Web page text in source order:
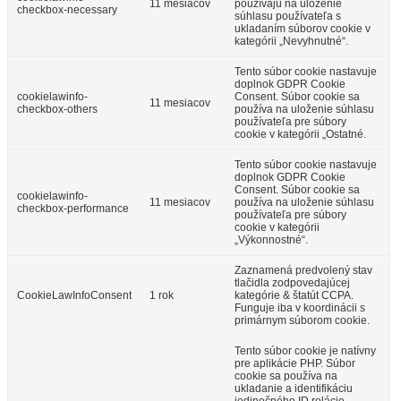
checkbox-necessary
11 mesiacov
používajú na uloženie
súhlasu používateľa s
ukladaním súborov cookie v
kategórii „Nevyhnutné“.
cookielawinfo-
checkbox-others
11 mesiacov
Tento súbor cookie nastavuje
doplnok GDPR Cookie
Consent. Súbor cookie sa
používa na uloženie súhlasu
používateľa pre súbory
cookie v kategórii „Ostatné.
cookielawinfo-
checkbox-performance
11 mesiacov
Tento súbor cookie nastavuje
doplnok GDPR Cookie
Consent. Súbor cookie sa
používa na uloženie súhlasu
používateľa pre súbory
cookie v kategórii
„Výkonnostné“.
CookieLawInfoConsent 1 rok
Zaznamená predvolený stav
tlačidla zodpovedajúcej
kategórie & štatút CCPA.
Funguje iba v koordinácii s
primárnym súborom cookie.
Tento súbor cookie je natívny
pre aplikácie PHP. Súbor
cookie sa používa na
ukladanie a identifikáciu